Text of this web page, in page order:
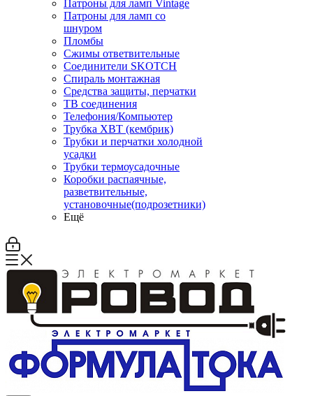
Патроны для ламп Vintage
Патроны для ламп со
шнуром
Пломбы
Сжимы ответвительные
Соединители SKOTCH
Спираль монтажная
Средства защиты, перчатки
ТВ соединения
Телефония/Компьютер
Трубка ХВТ (кембрик)
Трубки и перчатки холодной
усадки
Трубки термоусадочные
Коробки распаячные,
разветвительные,
установочные(подрозетники)
Ещё